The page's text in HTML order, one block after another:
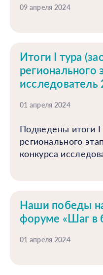
09 апреля 2024
Итоги I тура
регионального
исследователь
01 апреля 2024
Подведены итоги I
регионального
конкурса
Наши победы
форуме «Шаг в
01 апреля 2024